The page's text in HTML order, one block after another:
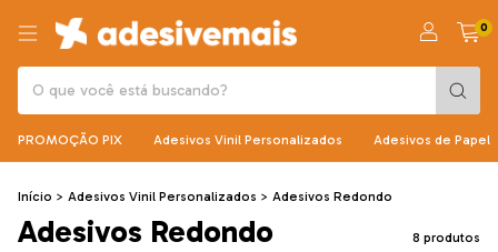
0
PROMOÇÃO PIX Adesivos Vinil Personalizados Adesivos de Papel
Início > Adesivos Vinil Personalizados > Adesivos Redondo
Adesivos Redondo 8 produtos